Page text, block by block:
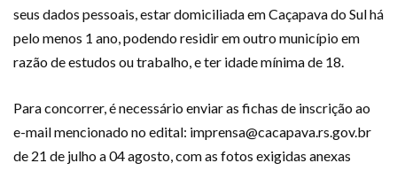
seus dados pessoais, estar domiciliada em Caçapava do Sul há
pelo menos 1 ano, podendo residir em outro município em
razão de estudos ou trabalho, e ter idade mínima de 18.
Para concorrer, é necessário enviar as fichas de inscrição ao
e-mail mencionado no edital: imprensa@cacapava.rs.gov.br
de 21 de julho a 04 agosto, com as fotos exigidas anexas